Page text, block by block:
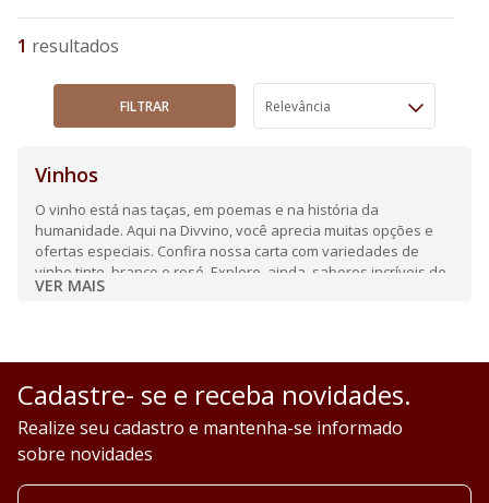
1
FILTRAR Relevância
Vinhos
O vinho está nas taças, em poemas e na história da
humanidade. Aqui na Divvino, você aprecia muitas opções e
ofertas especiais. Confira nossa carta com variedades de
vinho tinto, branco e rosé. Explore, ainda, sabores incríveis de
espumantes e frisantes.
VER MAIS
Cadastre- se e receba novidades.
Realize seu cadastro e mantenha-se informado
sobre novidades